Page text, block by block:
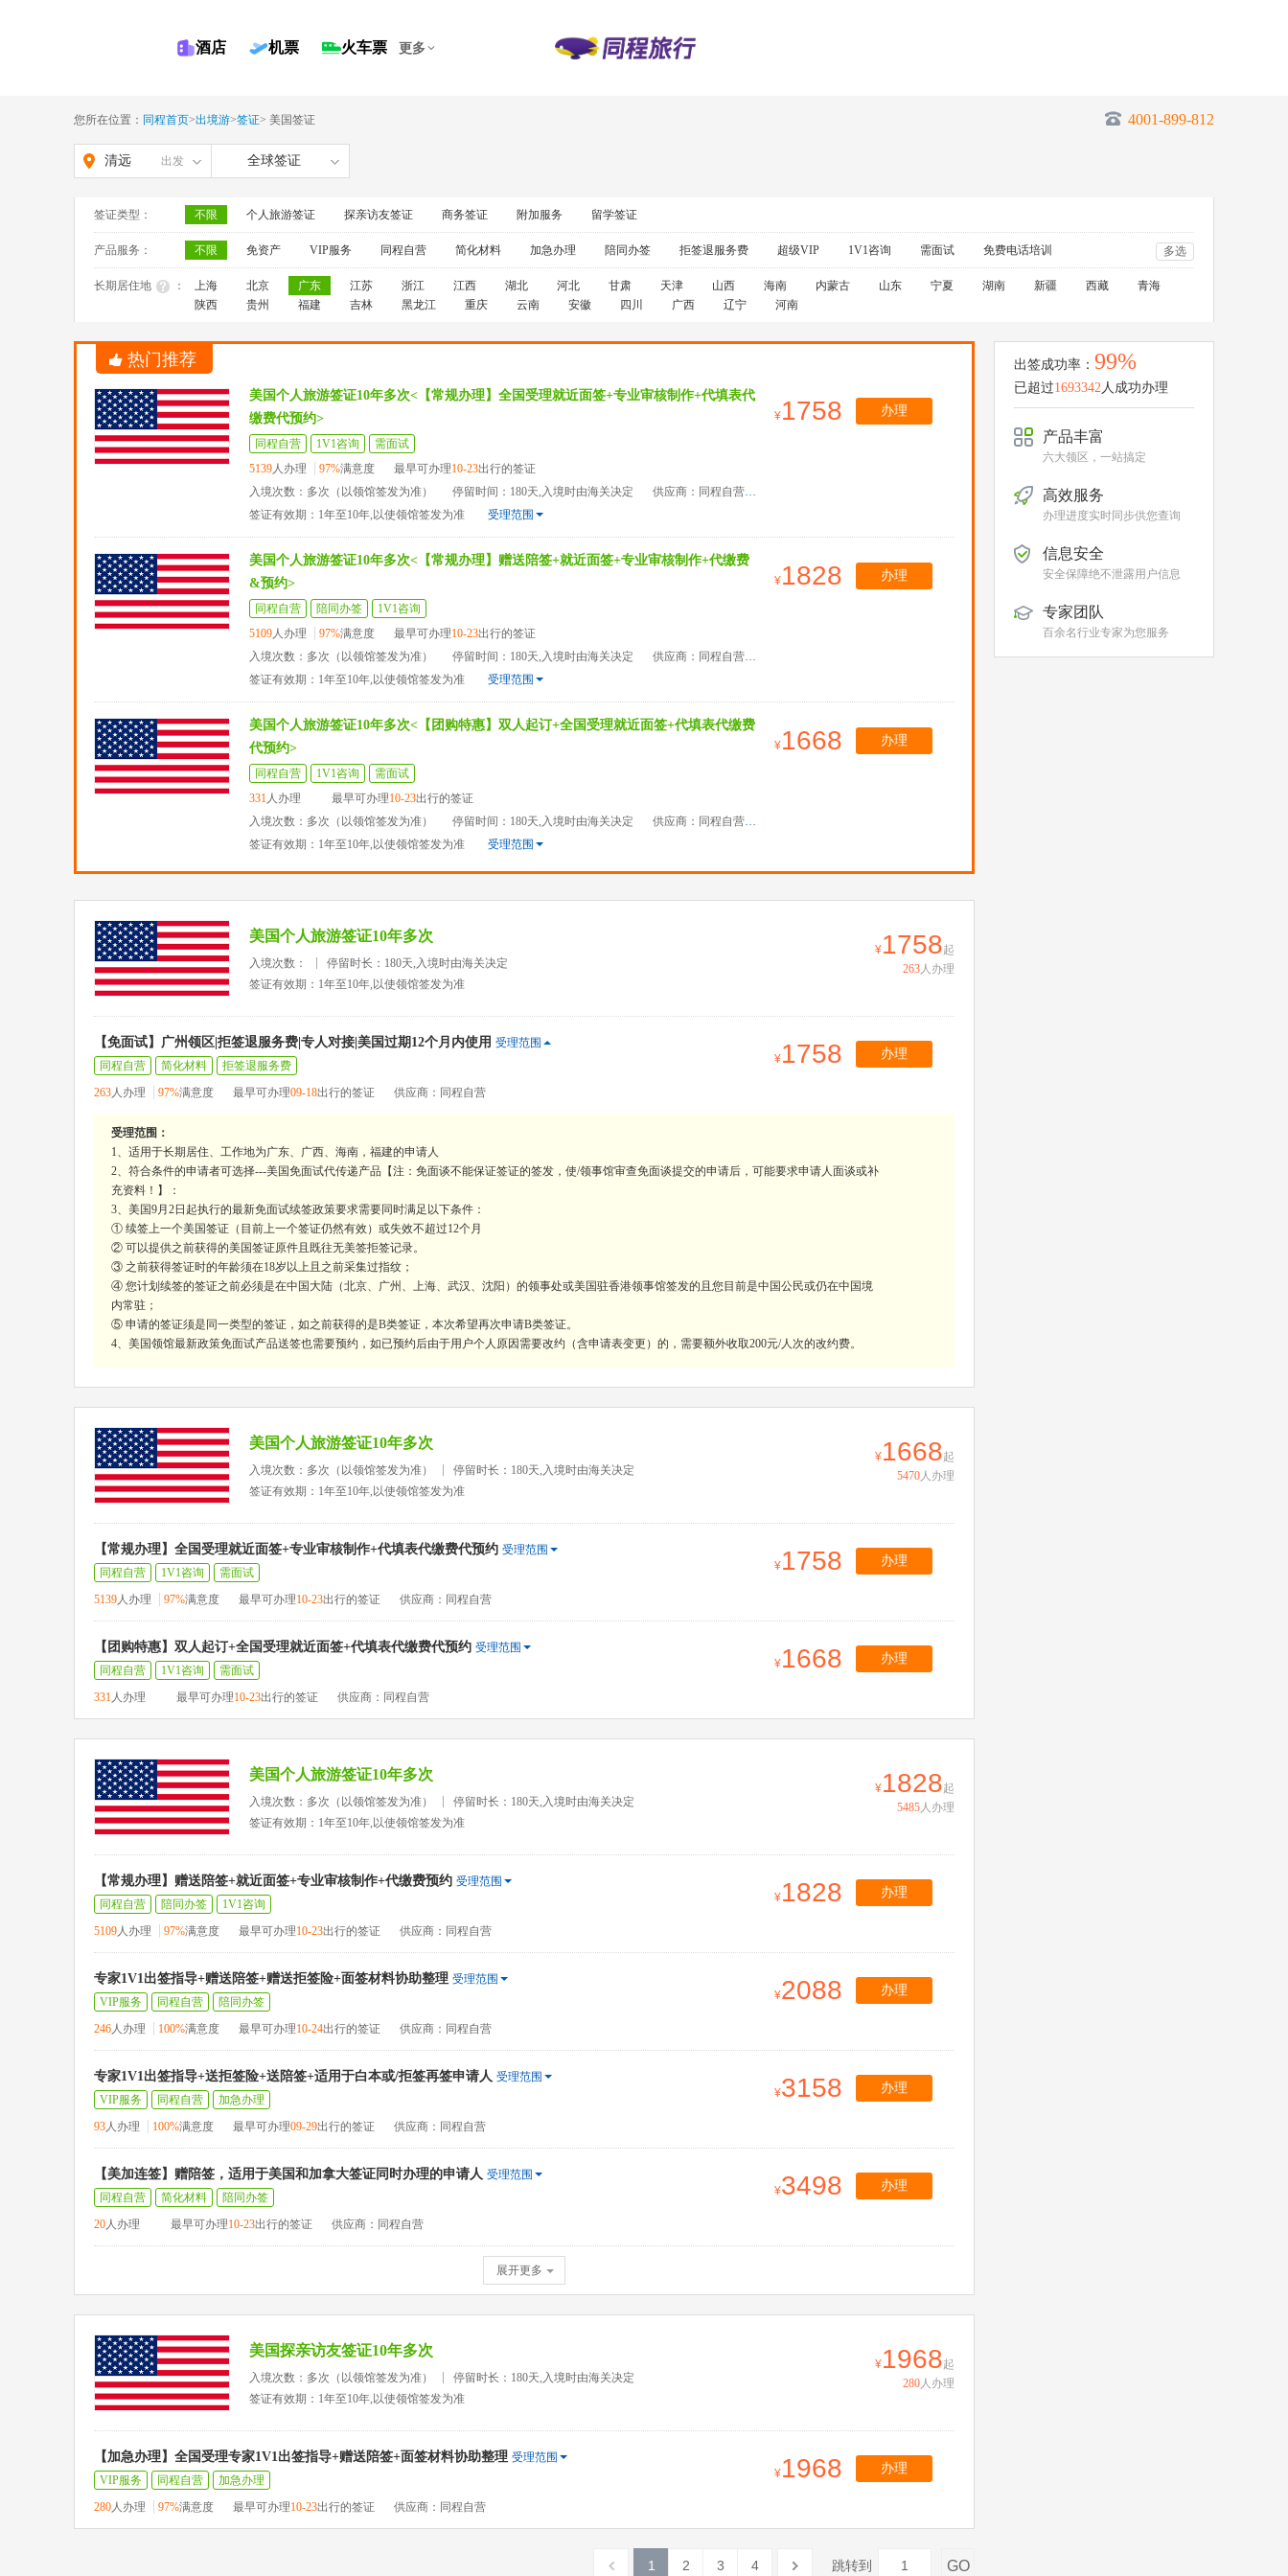
酒店 机票 火车票 更多
您所在位置： 同程首页>出境游>签证> 美国签证 4001-899-812
清远 出发 全球签证
签证类型： 不限 个人旅游签证 探亲访友签证 商务签证 附加服务 留学签证
产品服务： 不限 免资产 VIP服务 同程自营 简化材料 加急办理 陪同办签 拒签退服务费 超级VIP 1V1咨询 需面试 免费电话培训 多选
长期居住地 ： 上海 北京 广东 江苏 浙江 江西 湖北 河北 甘肃 天津 山西 海南 内蒙古 山东 宁夏 湖南 新疆 西藏
青海
陕西
贵州 福建 吉林 黑龙江 重庆 云南 安徽 四川 广西 辽宁 河南
热门推荐
美国个人旅游签证10年多次<【常规办理】全国受理就近面签+专业审核制作+代填表代
缴费代预约>
同程自营 1V1咨询
需面试
5139人办理 97%满意度 最早可办理10-23出行的签证
入境次数：多次（以领馆签发为准）
停留时间：180天,入境时由海关决定
供应商：同程自营
签证有效期：1年至10年,以使领馆签发为准
受理范围
1758 办理
美国个人旅游签证10年多次<【常规办理】赠送陪签+就近面签+专业审核制作+代缴费
&预约>
同程自营 陪同办签
1V1咨询
5109人办理 97%满意度 最早可办理10-23出行的签证
入境次数：多次（以领馆签发为准）
停留时间：180天,入境时由海关决定
供应商：同程自营
签证有效期：1年至10年,以使领馆签发为准
受理范围
1828 办理
美国个人旅游签证10年多次<【团购特惠】双人起订+全国受理就近面签+代填表代缴费
代预约>
同程自营 1V1咨询
需面试
331人办理 最早可办理10-23出行的签证
入境次数：多次（以领馆签发为准）
停留时间：180天,入境时由海关决定
供应商：同程自营
签证有效期：1年至10年,以使领馆签发为准
受理范围
1668 办理
美国个人旅游签证10年多次
入境次数：
停留时长：180天,入境时由海关决定
签证有效期：1年至10年,以使领馆签发为准
1758起
263人办理
【免面试】广州领区|拒签退服务费|专人对接|美国过期12个月内使用 受理范围
同程自营
简化材料
拒签退服务费
263人办理 97%满意度 最早可办理09-18出行的签证 供应商：同程自营
1758 办理
受理范围：
1、适用于长期居住、工作地为广东、广西、海南，福建的申请人
2、符合条件的申请者可选择---美国免面试代传递产品【注：免面谈不能保证签证的签发，使/领事馆审查免面谈提交的申请后，可能要求申请人面谈或补
充资料！】：
3、美国9月2日起执行的最新免面试续签政策要求需要同时满足以下条件：
① 续签上一个美国签证（目前上一个签证仍然有效）或失效不超过12个月
② 可以提供之前获得的美国签证原件且既往无美签拒签记录。
③ 之前获得签证时的年龄须在18岁以上且之前采集过指纹；
④ 您计划续签的签证之前必须是在中国大陆（北京、广州、上海、武汉、沈阳）的领事处或美国驻香港领事馆签发的且您目前是中国公民或仍在中国境
内常驻；
⑤ 申请的签证须是同一类型的签证，如之前获得的是B类签证，本次希望再次申请B类签证。
4、美国领馆最新政策免面试产品送签也需要预约，如已预约后由于用户个人原因需要改约（含申请表变更）的，需要额外收取200元/人次的改约费。
美国个人旅游签证10年多次
入境次数：多次（以领馆签发为准）
停留时长：180天,入境时由海关决定
签证有效期：1年至10年,以使领馆签发为准
1668起
5470人办理
【常规办理】全国受理就近面签+专业审核制作+代填表代缴费代预约 受理范围
同程自营
1V1咨询
需面试
5139人办理 97%满意度 最早可办理10-23出行的签证 供应商：同程自营
1758 办理
【团购特惠】双人起订+全国受理就近面签+代填表代缴费代预约 受理范围
同程自营
1V1咨询
需面试
331人办理 最早可办理10-23出行的签证 供应商：同程自营
1668 办理
美国个人旅游签证10年多次
入境次数：多次（以领馆签发为准）
停留时长：180天,入境时由海关决定
签证有效期：1年至10年,以使领馆签发为准
1828起
5485人办理
【常规办理】赠送陪签+就近面签+专业审核制作+代缴费预约 受理范围
同程自营
陪同办签
1V1咨询
5109人办理 97%满意度 最早可办理10-23出行的签证 供应商：同程自营
1828 办理
专家1V1出签指导+赠送陪签+赠送拒签险+面签材料协助整理 受理范围
VIP服务
同程自营
陪同办签
246人办理 100%满意度 最早可办理10-24出行的签证 供应商：同程自营
2088 办理
专家1V1出签指导+送拒签险+送陪签+适用于白本或/拒签再签申请人 受理范围
VIP服务
同程自营
加急办理
93人办理 100%满意度 最早可办理09-29出行的签证 供应商：同程自营
3158 办理
【美加连签】赠陪签，适用于美国和加拿大签证同时办理的申请人 受理范围
同程自营
简化材料
陪同办签
20人办理 最早可办理10-23出行的签证 供应商：同程自营
3498 办理
展开更多
美国探亲访友签证10年多次
入境次数：多次（以领馆签发为准）
停留时长：180天,入境时由海关决定
签证有效期：1年至10年,以使领馆签发为准
1968起
280人办理
【加急办理】全国受理专家1V1出签指导+赠送陪签+面签材料协助整理 受理范围
VIP服务
同程自营
加急办理
280人办理 97%满意度 最早可办理10-23出行的签证 供应商：同程自营
1968 办理
1 2 3 4 跳转到 GO
出签成功率： 99%
已超过1693342人成功办理
产品丰富
六大领区，一站搞定
高效服务
办理进度实时同步供您查询
信息安全
安全保障绝不泄露用户信息
专家团队
百余名行业专家为您服务